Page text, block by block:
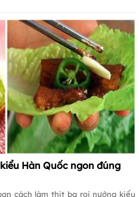
Hàn Quốc ngon đúng
cách làm thịt ba rọi nướng kiểu